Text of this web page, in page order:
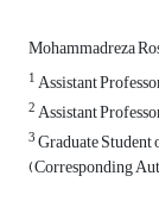
Mohammadreza
1Assistant
2Assistant
3Graduate
(Corresponding